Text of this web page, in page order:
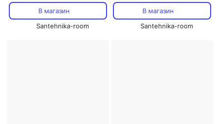
В магазин
Santehnika-room
В магазин
Santehnika-room